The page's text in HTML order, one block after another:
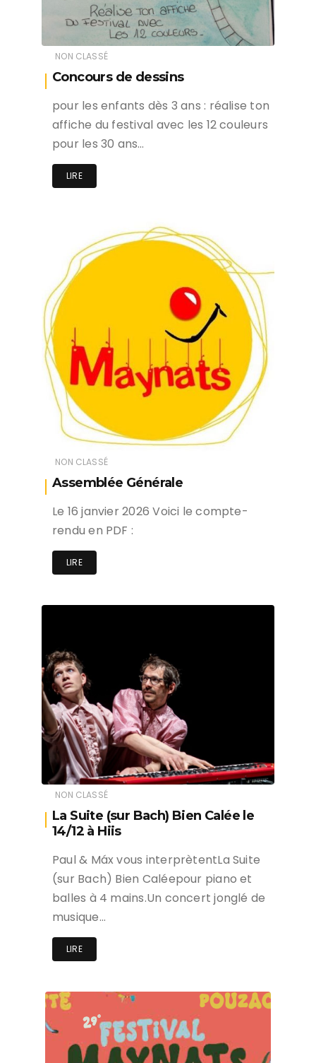
NON CLASSÉ
Concours de dessins
pour les enfants dès 3 ans : réalise ton
affiche du festival avec les 12 couleurs
pour les 30 ans…
LIRE
NON CLASSÉ
Assemblée Générale
Le 16 janvier 2026 Voici le compte-
rendu en PDF :
LIRE
NON CLASSÉ
La Suite (sur Bach) Bien Calée le
14/12 à Hiis
Paul & Máx vous interprètentLa Suite
(sur Bach) Bien Caléepour piano et
balles à 4 mains.Un concert jonglé de
musique…
LIRE